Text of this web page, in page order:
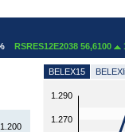
RSRES12E2038 56,6100
1.200
BELEX15
1.270
1.290